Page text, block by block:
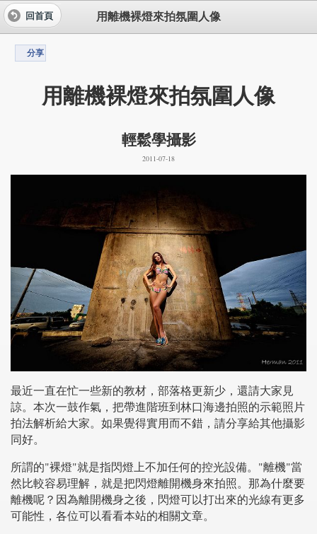
用離機裸燈來拍氛圍人像
回首頁
分享
用離機裸燈來拍氛圍人像
輕鬆學攝影
2011-07-18
最近一直在忙一些新的教材，部落格更新少，還請大家見
諒。本次一鼓作氣，把帶進階班到林口海邊拍照的示範照片
拍法解析給大家。如果覺得實用而不錯，請分享給其他攝影
同好。
所謂的"裸燈"就是指閃燈上不加任何的控光設備。"離機"當
然比較容易理解，就是把閃燈離開機身來拍照。那為什麼要
離機呢？因為離開機身之後，閃燈可以打出來的光線有更多
可能性，各位可以看看本站的相關文章。